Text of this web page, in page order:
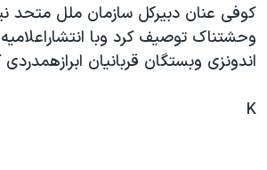
قانون شفافیت دارائی کادر رهبری ایران
اعتراضات مردمی آبان ۹۸
کوفی عنان دبيرکل سازمان ملل متحد
وحشتناک توصيف کرد وبا
اندونزی وبستگان قربانيان ابرازهمدردی
K